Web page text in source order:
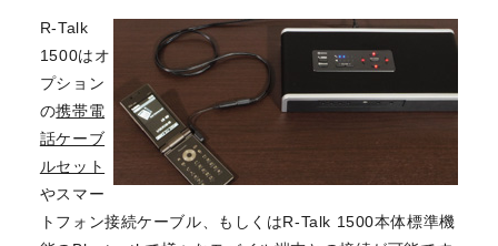
R-Talk
1500はオ
プション
の携帯電
話ケーブ
ルセット
やスマー
トフォン接続ケーブル、もしくはR-Talk 1500本体標準機